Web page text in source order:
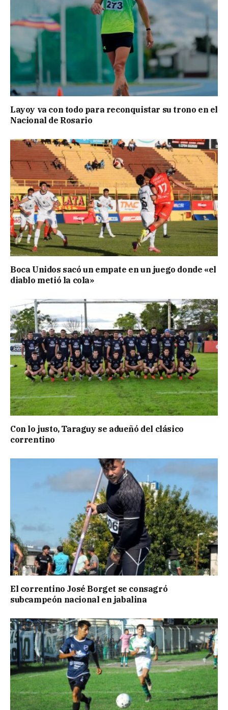
Layoy va con todo para reconquistar su trono en el
Nacional de Rosario
Boca Unidos sacó un empate en un juego donde «el
diablo metió la cola»
Con lo justo, Taraguy se adueñó del clásico
correntino
El correntino José Borget se consagró
subcampeón nacional en jabalina